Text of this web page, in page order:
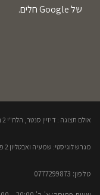
של Google חלים.
אולם תצוגה : דיזיין סנטר, הלח"י 2 בני ברק קומה 2​
מגרש לוגיסטי: שמעיה ואבטליון 2 פתח תקווה
טלפון: 0777299873​